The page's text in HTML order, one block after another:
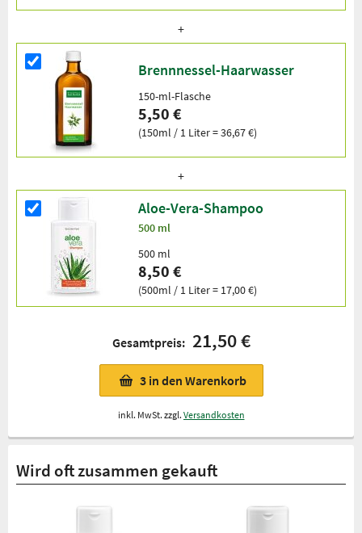
Brennnessel-Haarwasser
150-ml-Flasche
5,50 €
(150ml / 1 Liter = 36,67 €)
Aloe-Vera-Shampoo
500 ml
500 ml
8,50 €
(500ml / 1 Liter = 17,00 €)
Gesamtpreis: 21,50 €
3 in den Warenkorb
inkl. MwSt. zzgl. Versandkosten
Wird oft zusammen gekauft